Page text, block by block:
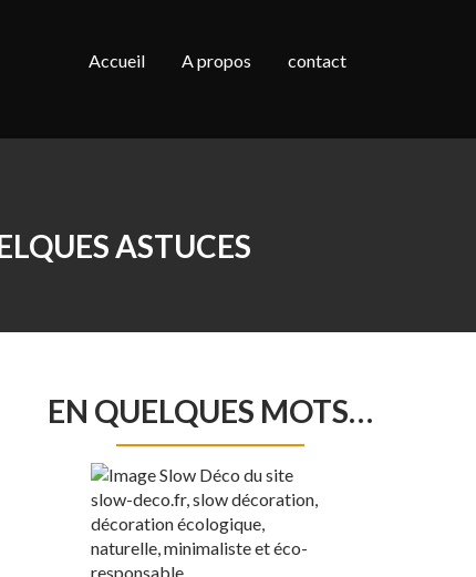
Accueil A propos contact
ASTUCES
EN QUELQUES MOTS…